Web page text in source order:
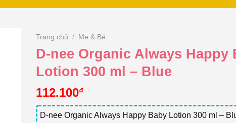
Trang chủ / Mẹ & Bé
D-nee Organic Always Happy
Lotion 300 ml – Blue
112.100₫
D-nee Organic Always Happy Baby Lotion 300 ml –